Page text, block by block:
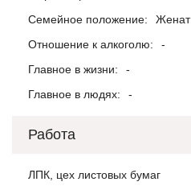
Семейное положение:
Женат
Отношение к алкоголю:
-
Главное в жизни:
-
Главное в людях:
-
Работа
ЛПК, цех листовых бумаг